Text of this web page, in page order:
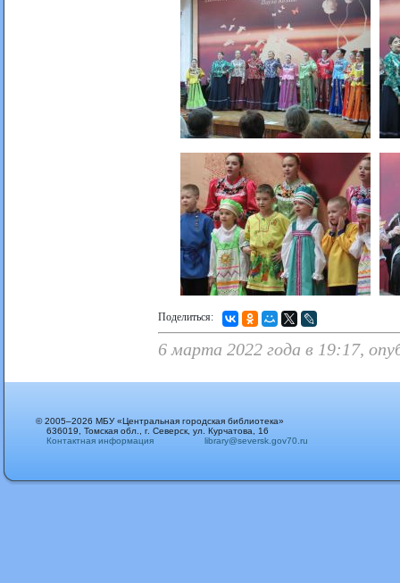
Поделиться:
6 марта 2022 года в 19:17,
© 2005–2026 МБУ «Центральная городская библиотека»
636019, Томская обл., г. Северск, ул. Курчатова, 16
Контактная информация
library@seversk.gov70.ru